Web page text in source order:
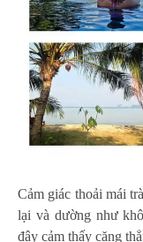
Cảm giác thoải mái
lại và dường như
đây cảm thấy căng